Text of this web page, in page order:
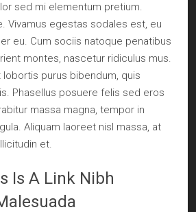
sed mi elementum pretium.
Vivamus egestas sodales est, eu
eu. Cum sociis natoque penatibus
montes, nascetur ridiculus mus.
purus bibendum, quis
Phasellus posuere felis sed eros
massa magna, tempor in
Aliquam laoreet nisl massa, at
et.
Is A Link Nibh